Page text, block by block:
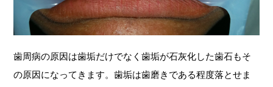
歯周病の原因は歯垢だけでなく歯垢が石灰化した歯石もそ
の原因になってきます。歯垢は歯磨きである程度落とせま